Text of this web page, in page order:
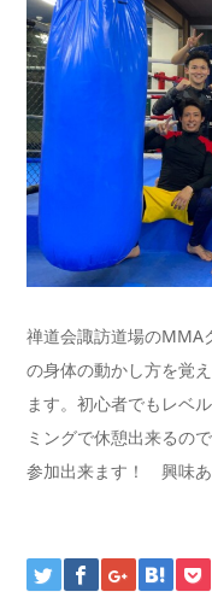
禅道会諏訪道場の
の身体の動かし方を覚
ます。初心者でもレベ
ミングで休憩出来るの
参加出来ます！ 興味あ